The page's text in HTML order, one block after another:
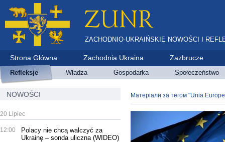
ZACHODNIO-UKRAIŃSKIE NOWOŚCI I
Strona Główna Zachodnia Ukraina Zazbrucze
Refleksje Władza Gospodarka Społeczeństwo
NOWOŚCI
20 Lipiec
12:00
Polacy nie chcą walczyć za
Ukrainę – sonda uliczna (WIDEO)
Матеріали за тегом "Unia